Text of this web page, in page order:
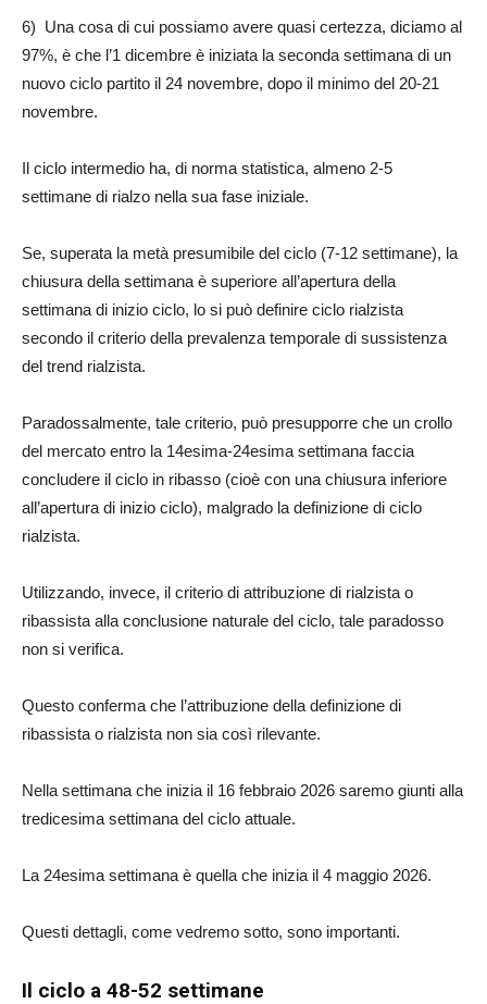
6) Una cosa di cui possiamo avere quasi certezza, diciamo al
97%, è che l’1 dicembre è iniziata la seconda settimana di un
nuovo ciclo partito il 24 novembre, dopo il minimo del 20-21
novembre.
Il ciclo intermedio ha, di norma statistica, almeno 2-5
settimane di rialzo nella sua fase iniziale.
Se, superata la metà presumibile del ciclo (7-12 settimane), la
chiusura della settimana è superiore all’apertura della
settimana di inizio ciclo, lo si può definire ciclo rialzista
secondo il criterio della prevalenza temporale di sussistenza
del trend rialzista.
Paradossalmente, tale criterio, può presupporre che un crollo
del mercato entro la 14esima-24esima settimana faccia
concludere il ciclo in ribasso (cioè con una chiusura inferiore
all’apertura di inizio ciclo), malgrado la definizione di ciclo
rialzista.
Utilizzando, invece, il criterio di attribuzione di rialzista o
ribassista alla conclusione naturale del ciclo, tale paradosso
non si verifica.
Questo conferma che l’attribuzione della definizione di
ribassista o rialzista non sia così rilevante.
Nella settimana che inizia il 16 febbraio 2026 saremo giunti alla
tredicesima settimana del ciclo attuale.
La 24esima settimana è quella che inizia il 4 maggio 2026.
Questi dettagli, come vedremo sotto, sono importanti.
Il ciclo a 48-52 settimane